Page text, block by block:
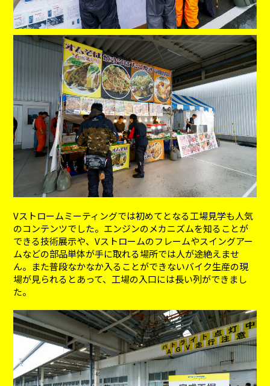
Vストロームミーティングでは初めてとなる工場見学も人気
のコンテンツでした。エンジンのメカニズムを知ることが
できる技術展示や、Vストロームのフレームやスイングアー
ムなどの部品単体が手に取れる場所では人が途絶えませ
ん。また普段なかなか入ることができないバイク生産の現
場が見られるとあって、工場の入口には長い列ができまし
た。